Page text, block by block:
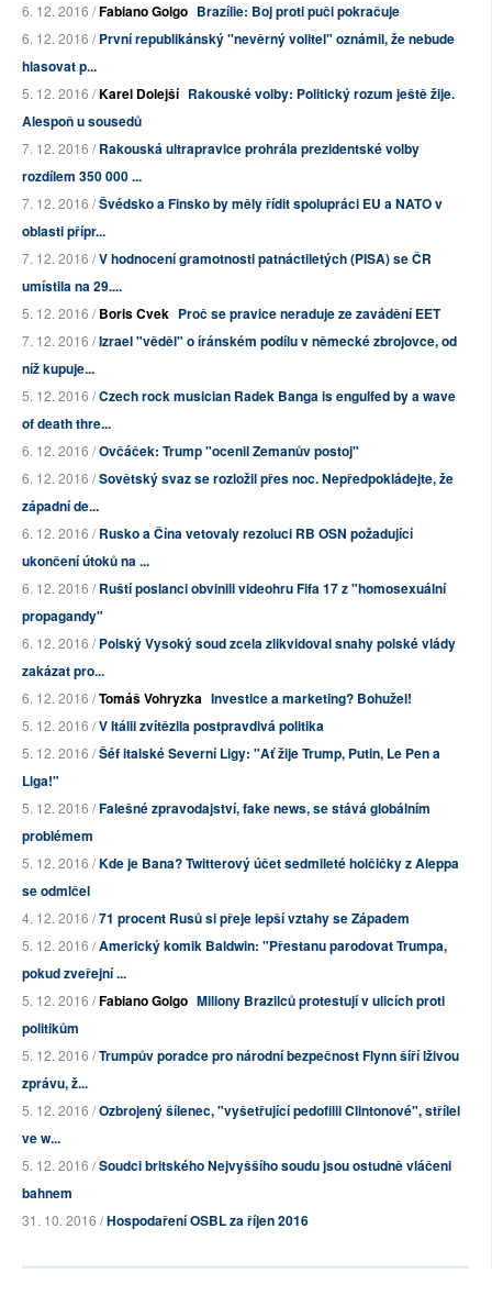
6. 12. 2016 /Fabiano Golgo Brazílie: Boj proti puči pokračuje
6. 12. 2016 /První republikánský "nevěrný volitel" oznámil, že nebude
hlasovat p...
5. 12. 2016 /Karel Dolejší Rakouské volby: Politický rozum ještě žije.
Alespoň u sousedů
7. 12. 2016 /Rakouská ultrapravice prohrála prezidentské volby
rozdílem 350 000 ...
7. 12. 2016 /Švédsko a Finsko by měly řídit spolupráci EU a NATO v
oblasti přípr...
7. 12. 2016 /V hodnocení gramotnosti patnáctiletých (PISA) se ČR
umístila na 29....
5. 12. 2016 /Boris Cvek Proč se pravice neraduje ze zavádění EET
7. 12. 2016 /Izrael "věděl" o íránském podílu v německé zbrojovce, od
níž kupuje...
5. 12. 2016 /Czech rock musician Radek Banga is engulfed by a wave
of death thre...
6. 12. 2016 /Ovčáček: Trump "ocenil Zemanův postoj"
6. 12. 2016 /Sovětský svaz se rozložil přes noc. Nepředpokládejte, že
západní de...
6. 12. 2016 /Rusko a Čína vetovaly rezoluci RB OSN požadující
ukončení útoků na ...
6. 12. 2016 /Ruští poslanci obvinili videohru Fifa 17 z "homosexuální
propagandy"
6. 12. 2016 /Polský Vysoký soud zcela zlikvidoval snahy polské vlády
zakázat pro...
6. 12. 2016 /Tomáš Vohryzka Investice a marketing? Bohužel!
5. 12. 2016 /V Itálii zvítězila postpravdivá politika
5. 12. 2016 /Šéf italské Severní Ligy: "Ať žije Trump, Putin, Le Pen a
Liga!"
5. 12. 2016 /Falešné zpravodajství, fake news, se stává globálním
problémem
5. 12. 2016 /Kde je Bana? Twitterový účet sedmileté holčičky z Aleppa
se odmlčel
4. 12. 2016 /71 procent Rusů si přeje lepší vztahy se Západem
5. 12. 2016 /Americký komik Baldwin: "Přestanu parodovat Trumpa,
pokud zveřejní ...
5. 12. 2016 /Fabiano Golgo Miliony Brazilců protestují v ulicích proti
politikům
5. 12. 2016 /Trumpův poradce pro národní bezpečnost Flynn šíří lživou
zprávu, ž...
5. 12. 2016 /Ozbrojený šílenec, "vyšetřující pedofilii Clintonové", střílel
ve w...
5. 12. 2016 /Soudci britského Nejvyššího soudu jsou ostudně vláčeni
bahnem
31. 10. 2016 /Hospodaření OSBL za říjen 2016